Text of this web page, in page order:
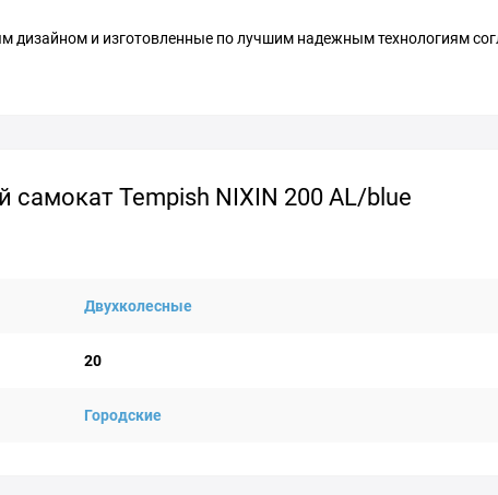
дизайном и изготовленные по лучшим надежным технологиям
Tempish NIXIN 200 AL/blue
Двухколесные
20
Городские